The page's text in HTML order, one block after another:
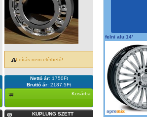
Leírás nem elérhető!
Nettó ár: 1750Ft
Bruttó ár: 2187.5Ft
Kosárba
KUPLUNG SZETT
felni alu 14'